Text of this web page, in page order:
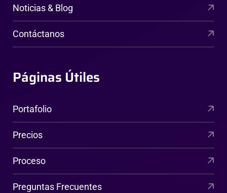
Noticias & Blog
Contáctanos
Páginas Útiles
Portafolio
Precios
Proceso
Preguntas Frecuentes